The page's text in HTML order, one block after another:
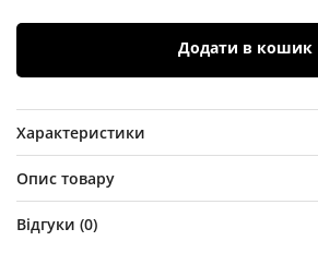
Додати в кошик
Характеристики
Опис товару
Відгуки (0)